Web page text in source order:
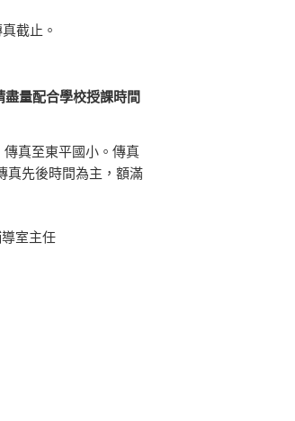
截止。
量配合學校授課時間
真至東平國小。傳真
真先後時間為主，額滿
室主任